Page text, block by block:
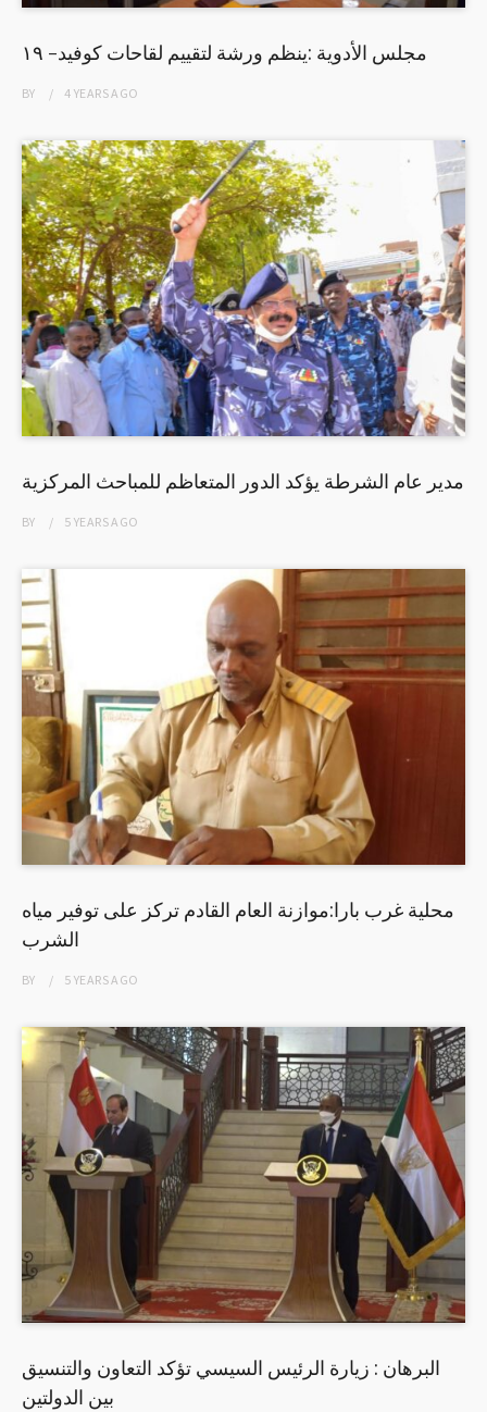
مجلس الأدوية :ينظم ورشة لتقييم لقاحات كوفيد- ١٩
BY 4 YEARSAGO
مدير عام الشرطة يؤكد الدور المتعاظم للمباحث المركزية
BY 5 YEARSAGO
محلية غرب بارا:موازنة العام القادم تركز على توفير مياه
الشرب
BY 5 YEARSAGO
البرهان : زيارة الرئيس السيسي تؤكد التعاون والتنسيق
بين الدولتين